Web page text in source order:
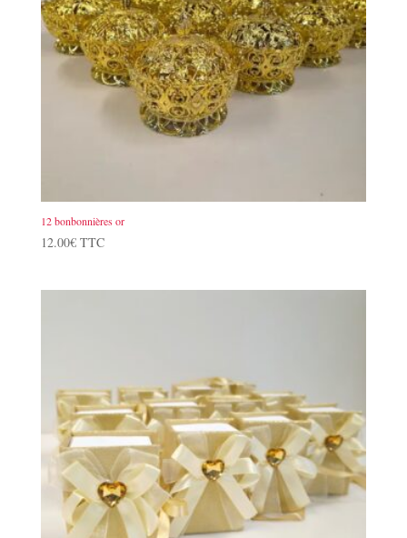
12 bonbonnières or
12.00€ TTC